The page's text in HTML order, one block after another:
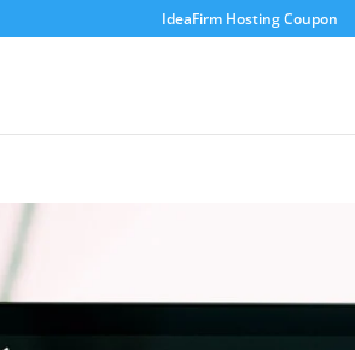
IdeaFirm Hosting Coupon